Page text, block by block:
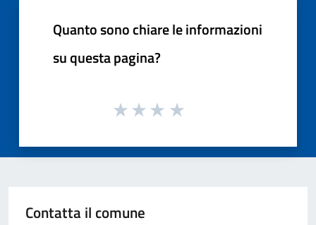
Quanto sono chiare le informazioni
su questa pagina?
Contatta il comune